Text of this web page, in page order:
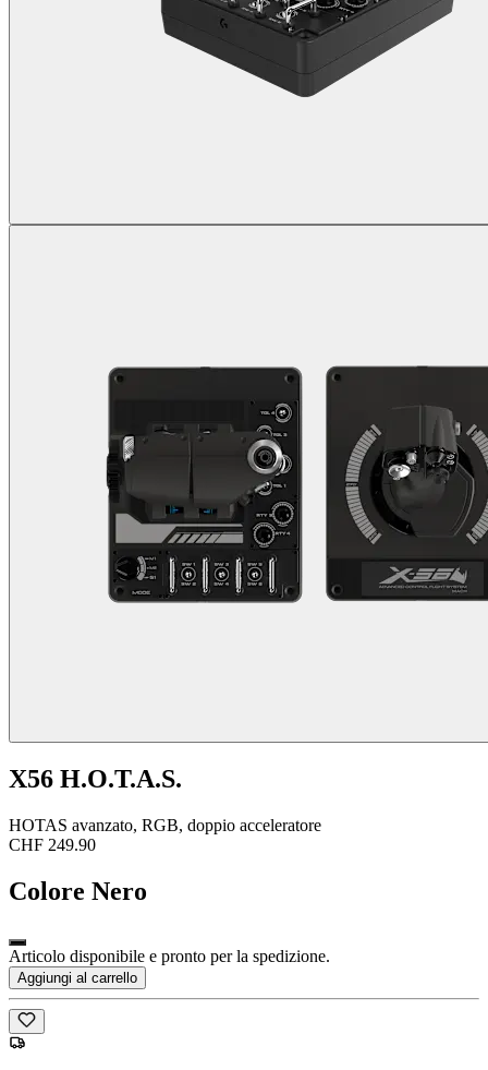
X56 H.O.T.A.S.
HOTAS avanzato, RGB, doppio acceleratore
CHF 249.90
Colore Nero
Articolo disponibile e pronto per la spedizione.
Aggiungi al carrello